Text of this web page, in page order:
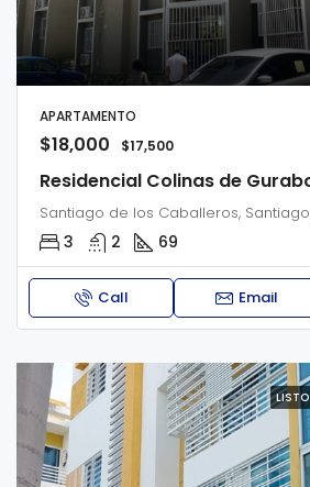
APARTAMENTO
$18,000 $17,500
3 2 69
Call Email
LISTO